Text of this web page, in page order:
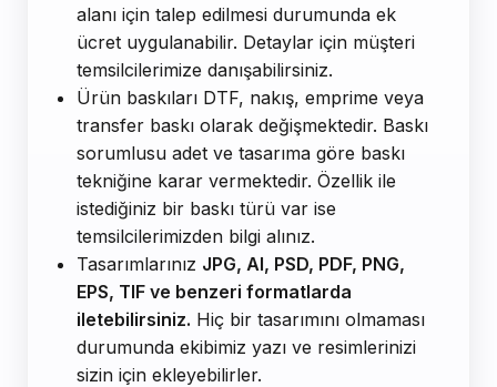
alanı için talep edilmesi durumunda ek
ücret uygulanabilir. Detaylar için müşteri
temsilcilerimize danışabilirsiniz.
Ürün baskıları DTF, nakış, emprime veya
transfer baskı olarak değişmektedir. Baskı
sorumlusu adet ve tasarıma göre baskı
tekniğine karar vermektedir. Özellik ile
istediğiniz bir baskı türü var ise
temsilcilerimizden bilgi alınız.
Tasarımlarınız JPG, AI, PSD, PDF, PNG,
EPS, TIF ve benzeri formatlarda
iletebilirsiniz. Hiç bir tasarımını olmaması
durumunda ekibimiz yazı ve resimlerinizi
sizin için ekleyebilirler.